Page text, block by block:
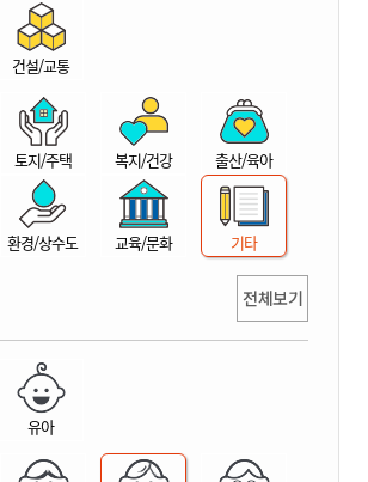
시
산
건설/교통
토지/주택 복지/건강 출산/육아
환경/상수도 교육/문화 기타
전체보기
유아